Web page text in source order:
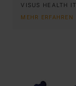
VISUS HEALTH IT
MEHR ERFAHREN